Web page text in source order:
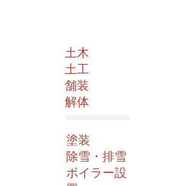
土木
土工
​舗装
解体
塗装
除雪・排雪
ボイラー設